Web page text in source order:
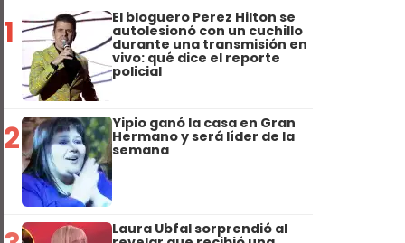
1 El bloguero Perez Hilton se
autolesionó con un cuchillo
durante una transmisión en
vivo: qué dice el reporte
policial
2 Yipio ganó la casa en Gran
Hermano y será líder de la
semana
Laura Ubfal sorprendió al